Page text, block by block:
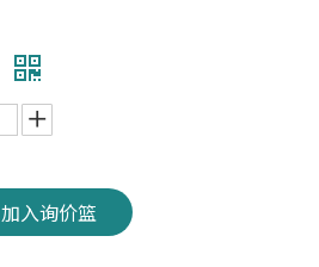
加入询价篮